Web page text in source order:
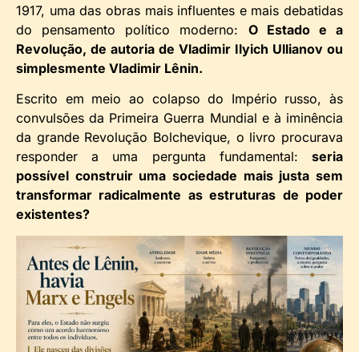
1917, uma das obras mais influentes e mais debatidas
do pensamento político moderno: O Estado e a
Revolução, de autoria de Vladimir Ilyich Ullianov ou
simplesmente Vladimir Lênin.
Escrito em meio ao colapso do Império russo, às
convulsões da Primeira Guerra Mundial e à iminência
da grande Revolução Bolchevique, o livro procurava
responder a uma pergunta fundamental: seria
possível construir uma sociedade mais justa sem
transformar radicalmente as estruturas de poder
existentes?